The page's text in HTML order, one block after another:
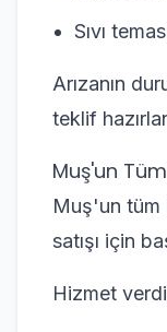
Sıvı
Arızanın
teklif
Muş'un
Muş'un tüm
satışı için
Hizmet